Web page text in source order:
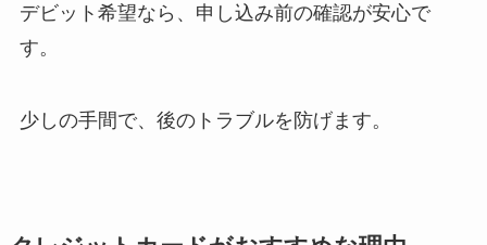
デビット希望なら、申し込み前の確認が安心で
す。
少しの手間で、後のトラブルを防げます。